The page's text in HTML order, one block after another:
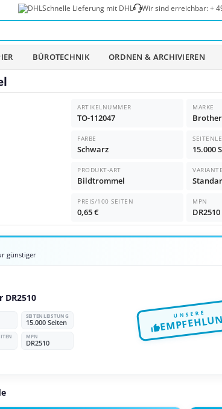
Schnelle Lieferung mit DHL Wir sind erreichbar:+
BÜROTECHNIK ORDNEN & ARCHIVIEREN
ARTIKELNUMMER
TO-112047
MARKE
Brother
FARBE
Schwarz 15.000
PRODUKT-ART
Bildtrommel
VARIANTE
PREIS/100 SEITEN
0,65 €
MPN
DR2510
günstiger
SEITENLEISTUNG
15.000 Seiten
MPN
DR2510
UNSERE